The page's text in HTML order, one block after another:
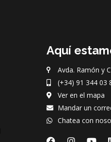
Aquí
Avda. Ramón y
(+34) 91 344 03
Ver en el mapa
Mandar un
Chatea con